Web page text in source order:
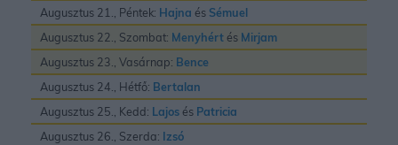
Augusztus 21., Péntek: Hajna és Sémuel
Augusztus 22., Szombat: Menyhért és Mirjam
Augusztus 23., Vasárnap: Bence
Augusztus 24., Hétfő: Bertalan
Augusztus 25., Kedd: Lajos és Patricia
Augusztus 26., Szerda: Izsó